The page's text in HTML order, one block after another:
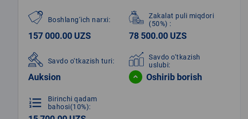
Boshlang‘ich narxi:
157 000.00 UZS
Zakalat puli miqdori
(50%) :
78 500.00 UZS
Savdo o‘tkazish turi:
Auksion
Savdo o‘tkazish
uslubi:
Oshirib borish
format_list_numbered
Birinchi qadam
bahosi(10%):